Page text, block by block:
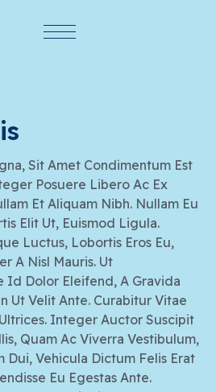
Sit Amet Condimentum Est
Posuere Libero Ac Ex
Et Aliquam Nibh. Nullam Eu
Elit Ut, Euismod Ligula.
Luctus, Lobortis Eros Eu,
A Nisl Mauris. Ut
Id Dolor Eleifend, A Gravida
Ut Velit Ante. Curabitur Vitae
Integer Auctor Suscipit
Quam Ac Viverra Vestibulum,
Dui, Vehicula Dictum Felis Erat
Eu Egestas Ante.